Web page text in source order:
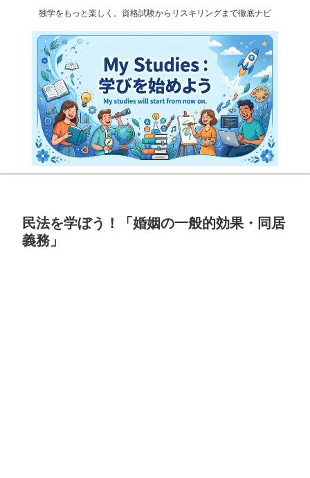
独学をもっと楽しく。資格試験からリスキリングまで徹底ナビ
民法を学ぼう！「婚姻の一般的効果・同居
義務」